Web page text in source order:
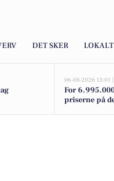
DET SKER
06-08-2026 13:01 |
For
priserne på